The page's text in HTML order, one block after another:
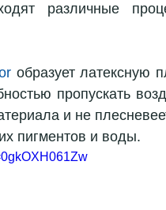
различные
образует латексную
пропускать
и не
пигментов и воды.